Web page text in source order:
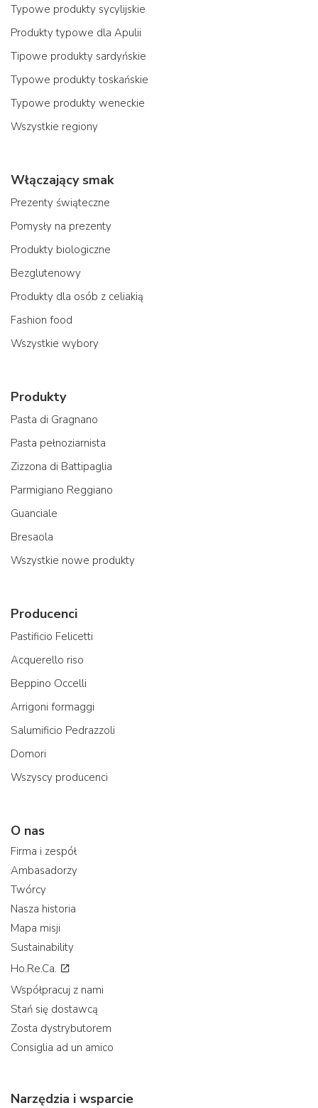
Typowe produkty sycylijskie
Produkty typowe dla Apulii
Tipowe produkty sardyńskie
Typowe produkty toskańskie
Typowe produkty weneckie
Wszystkie regiony
Włączający smak
Prezenty świąteczne
Pomysły na prezenty
Produkty biologiczne
Bezglutenowy
Produkty dla osób z celiakią
Fashion food
Wszystkie wybory
Produkty
Pasta di Gragnano
Pasta pełnoziarnista
Zizzona di Battipaglia
Parmigiano Reggiano
Guanciale
Bresaola
Wszystkie nowe produkty
Producenci
Pastificio Felicetti
Acquerello riso
Beppino Occelli
Arrigoni formaggi
Salumificio Pedrazzoli
Domori
Wszyscy producenci
O nas
Firma i zespół
Ambasadorzy
Twórcy
Nasza historia
Mapa misji
Sustainability
Ho.Re.Ca.
Współpracuj z nami
Stań się dostawcą
Zosta dystrybutorem
Consiglia ad un amico
Narzędzia i wsparcie